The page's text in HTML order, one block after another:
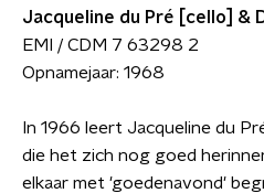
Jacqueline du Pré [cello] &
EMI / CDM 7 63298 2
Opnamejaar: 1968
In 1966 leert Jacqueline du
die het zich nog goed
elkaar met 'goedenavond'